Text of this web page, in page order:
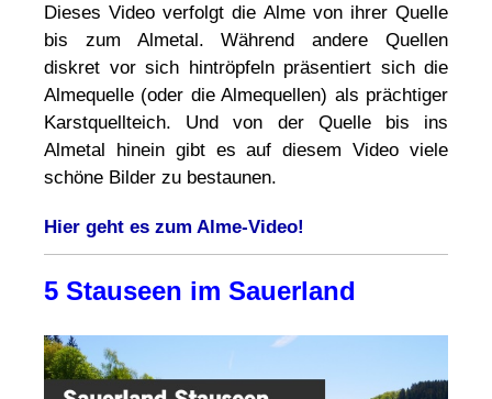
Dieses Video verfolgt die Alme von ihrer Quelle
bis zum Almetal. Während andere Quellen
diskret vor sich hintröpfeln präsentiert sich die
Almequelle (oder die Almequellen) als prächtiger
Karstquellteich. Und von der Quelle bis ins
Almetal hinein gibt es auf diesem Video viele
schöne Bilder zu bestaunen.
Hier geht es zum Alme-Video!
5 Stauseen im Sauerland